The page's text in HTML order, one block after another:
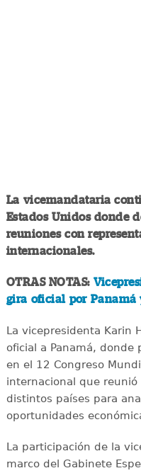
La vicemandataria
Estados Unidos donde
reuniones con
internacionales.
OTRAS NOTAS:
gira oficial por Panamá
La vicepresidenta Karin
oficial a Panamá,
en el 12 Congreso
internacional que
distintos países para
oportunidades
La participación de la
marco del Gabinete